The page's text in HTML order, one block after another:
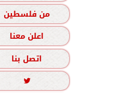
من فلسطين
اعلن معنا
اتصل بنا
